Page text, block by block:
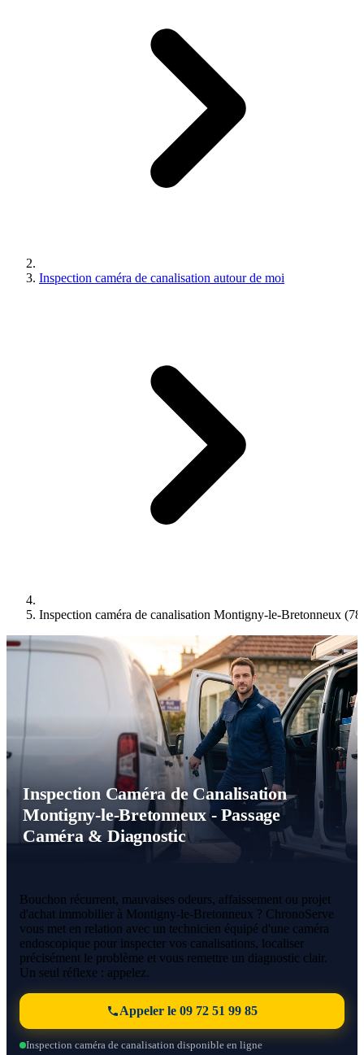
Inspection caméra de canalisation autour de moi
Inspection caméra de canalisation Montigny-le-Bretonneux
Inspection Caméra de Canalisation
Montigny-le-Bretonneux - Passage
Caméra & Diagnostic
Bouchon récurrent, mauvaises odeurs, affaissement ou projet
d'achat immobilier à Montigny-le-Bretonneux ? ChronoServe
vous met en relation avec un technicien équipé d'une caméra
endoscopique pour inspecter vos canalisations, localiser
précisément le problème et vous remettre un diagnostic clair.
Un seul réflexe : appelez.
Appeler le 09 72 51 99 85
Inspection caméra de canalisation disponible en ligne